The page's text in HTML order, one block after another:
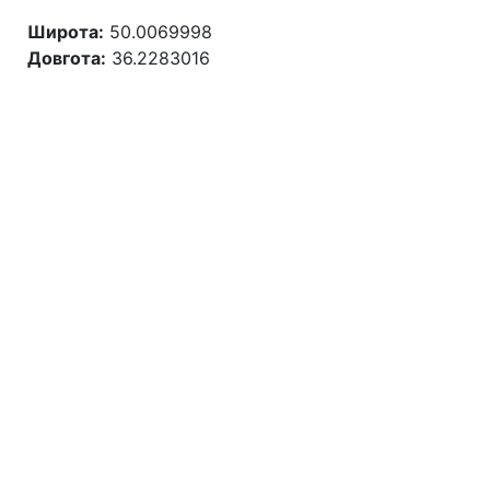
Широта: 50.0069998
Довгота: 36.2283016